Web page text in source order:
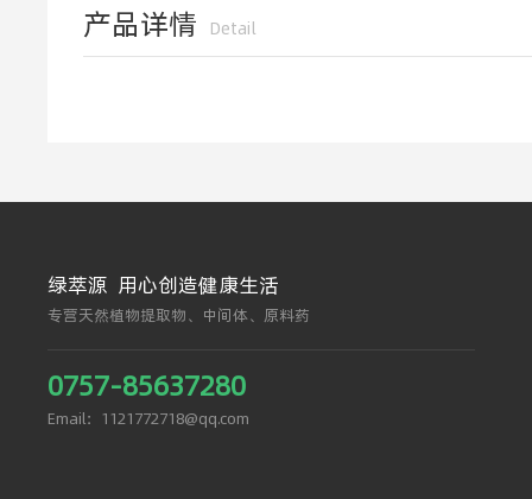
产品详情 Detail
绿萃源 用心创造健康生活
专营天然植物提取物、中间体、原料药
0757-85637280
Email：1121772718@qq.com